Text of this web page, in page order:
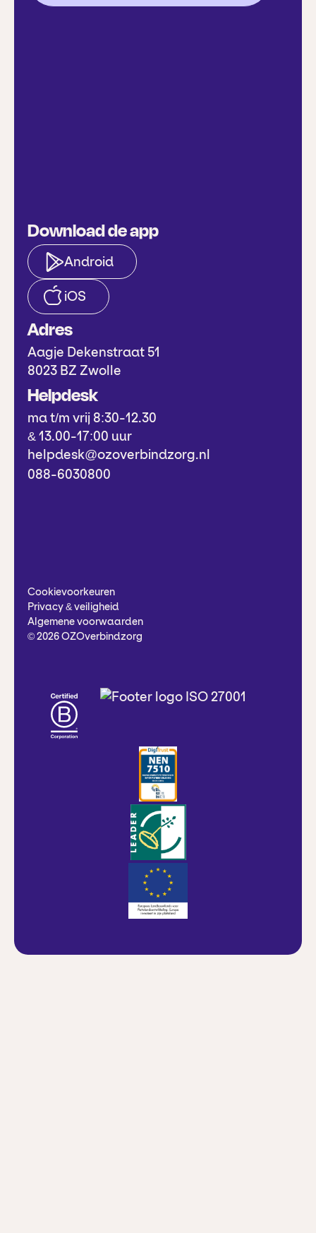
Download de app
Android
iOS
Adres
Aagje Dekenstraat 51
8023 BZ Zwolle
Helpdesk
ma t/m vrij 8:30-12.30
& 13.00-17:00 uur
helpdesk@ozoverbindzorg.nl
088-6030800
Cookievoorkeuren
Privacy & veiligheid
Algemene voorwaarden
©2026OZOverbindzorg